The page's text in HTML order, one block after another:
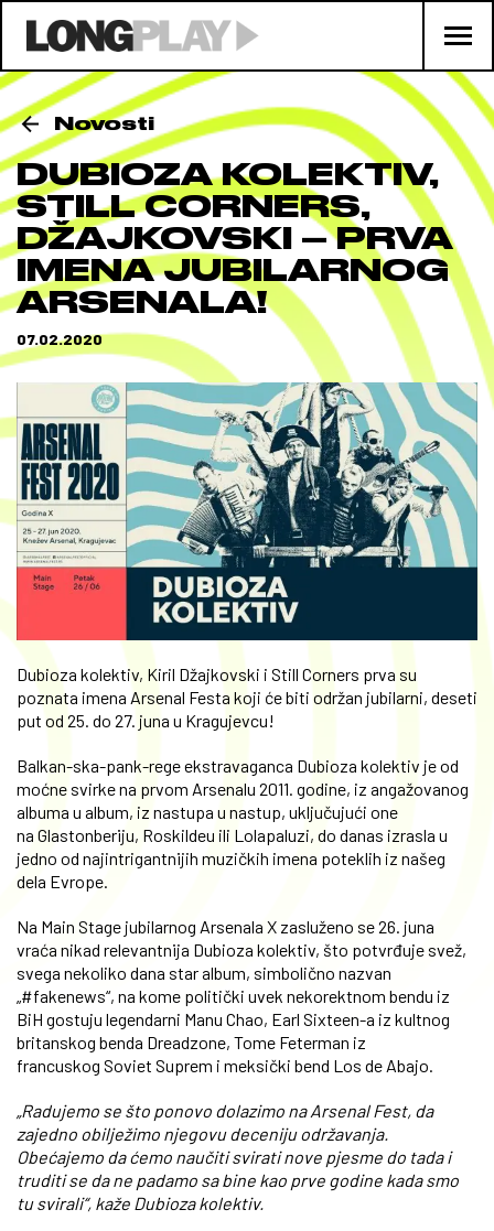
Novosti
DUBIOZA KOLEKTIV,
STILL CORNERS,
DŽAJKOVSKI – PRVA
IMENA JUBILARNOG
ARSENALA!
07.02.2020
Dubioza kolektiv, Kiril Džajkovski i Still Corners prva su
poznata imena Arsenal Festa koji će biti održan jubilarni, deseti
put od 25. do 27. juna u Kragujevcu!
Balkan-ska-pank-rege ekstravaganca Dubioza kolektiv je od
moćne svirke na prvom Arsenalu 2011. godine, iz angažovanog
albuma u album, iz nastupa u nastup, uključujući one
na Glastonberiju, Roskildeu ili Lolapaluzi, do danas izrasla u
jedno od najintrigantnijih muzičkih imena poteklih iz našeg
dela Evrope.
Na Main Stage jubilarnog Arsenala X zasluženo se 26. juna
vraća nikad relevantnija Dubioza kolektiv, što potvrđuje svež,
svega nekoliko dana star album, simbolično nazvan
„#fakenews“, na kome politički uvek nekorektnom bendu iz
BiH gostuju legendarni Manu Chao, Earl Sixteen-a iz kultnog
britanskog benda Dreadzone, Tome Feterman iz
francuskog Soviet Suprem i meksički bend Los de Abajo.
„Radujemo se što ponovo dolazimo na Arsenal Fest, da
zajedno obilježimo njegovu deceniju održavanja.
Obećajemo da ćemo naučiti svirati nove pjesme do tada i
truditi se da ne padamo sa bine kao prve godine kada smo
tu svirali“, kaže Dubioza kolektiv.